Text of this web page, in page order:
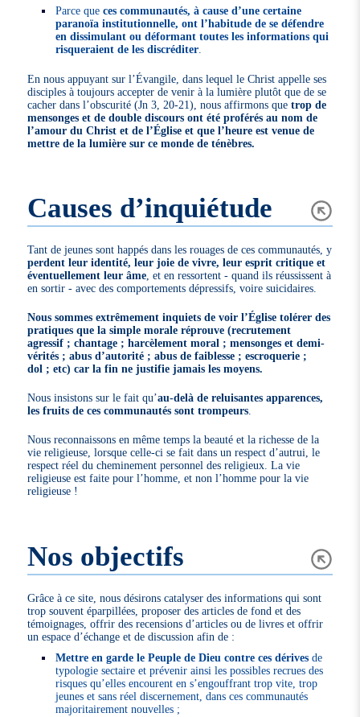
Parce queces communautés, à cause d’une certaine
paranoïa institutionnelle, ont l’habitude de se défendre
en dissimulant ou déformant toutes les informations qui
risqueraient de les discréditer
En nous appuyant sur l’Évangile, dans lequel le Christ appelle ses
disciples à toujours accepter de venir à la lumière plutôt que de se
cacher dans l’obscurité (Jn 3, 20-21), nous affirmons quetrop de
mensonges et de double discours ont été proférés au nom de
l’amour du Christ et de l’Église et que l’heure est venue de
mettre de la lumière sur ce monde de ténèbres.
Causes d’inquiétude
Tant de jeunes sont happés dans les rouages de ces communautés, y
perdent leur identité, leur joie de vivre, leur esprit critique et
éventuellement leur âme, et en ressortent - quand ils réussissent à
en sortir - avec des comportements dépressifs, voire suicidaires.
Nous sommes extrêmement inquiets de voir l’Église tolérer des
pratiques que la simple morale réprouve (recrutement
agressif ; chantage ; harcèlement moral ; mensonges et demi-
vérités ; abus d’autorité ; abus de faiblesse ; escroquerie ;
dol ; etc) car la fin ne justifie jamais les moyens.
Nous insistons sur le fait qu’au-delà de reluisantes apparences,
les fruits de ces communautés sont trompeurs.
Nous reconnaissons en même temps la beauté et la richesse de la
vie religieuse, lorsque celle-ci se fait dans un respect d’autrui, le
respect réel du cheminement personnel des religieux. La vie
religieuse est faite pour l’homme, et non l’homme pour la vie
religieuse !
Nos objectifs
Grâce à ce site, nous désirons catalyser des informations qui sont
trop souvent éparpillées, proposer des articles de fond et des
témoignages, offrir des recensions d’articles ou de livres et offrir
un espace d’échange et de discussion afin de :
Mettre en garde le Peuple de Dieu contre ces dérives de
typologie sectaire et prévenir ainsi les possibles recrues des
risques qu’elles encourent en s’engouffrant trop vite, trop
jeunes et sans réel discernement, dans ces communautés
majoritairement nouvelles ;